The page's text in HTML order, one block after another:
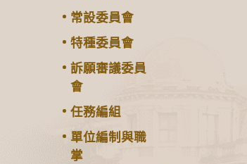
常設委員會
特種委員會
訴願審議委員
會
任務編組
單位編制與職
掌